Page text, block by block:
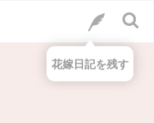
花嫁日記を残す